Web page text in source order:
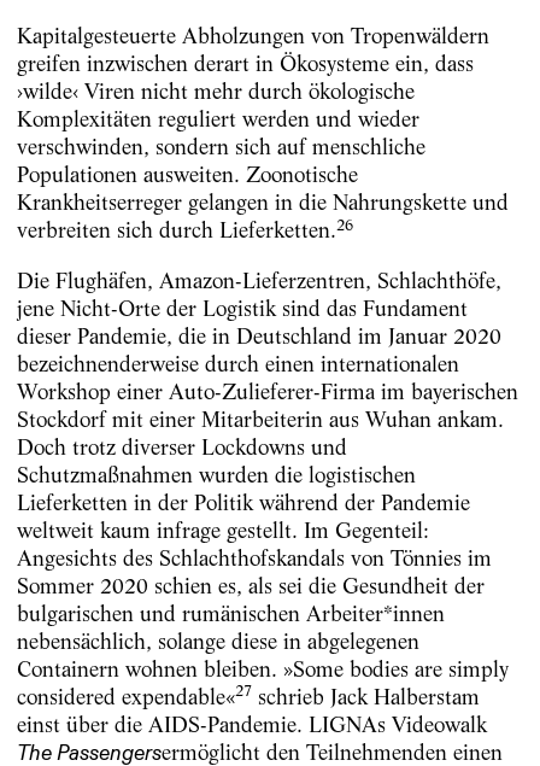
Kapitalgesteuerte Abholzungen von Tropenwäldern
greifen inzwischen derart in Ökosysteme ein, dass
›wilde‹ Viren nicht mehr durch ökologische
Komplexitäten reguliert werden und wieder
verschwinden, sondern sich auf menschliche
Populationen ausweiten. Zoonotische
Krankheitserreger gelangen in die Nahrungskette und
verbreiten sich durch Lieferketten.26
Die Flughäfen, Amazon-Lieferzentren, Schlachthöfe,
jene Nicht-Orte der Logistik sind das Fundament
dieser Pandemie, die in Deutschland im Januar 2020
bezeichnenderweise durch einen internationalen
Workshop einer Auto-Zulieferer-Firma im bayerischen
Stockdorf mit einer Mitarbeiterin aus Wuhan ankam.
Doch trotz diverser Lockdowns und
Schutzmaßnahmen wurden die logistischen
Lieferketten in der Politik während der Pandemie
weltweit kaum infrage gestellt. Im Gegenteil:
Angesichts des Schlachthofskandals von Tönnies im
Sommer 2020 schien es, als sei die Gesundheit der
bulgarischen und rumänischen Arbeiter*innen
nebensächlich, solange diese in abgelegenen
Containern wohnen bleiben. »Some bodies are simply
considered expendable«27 schrieb Jack Halberstam
einst über die AIDS-Pandemie. LIGNAs Videowalk
The Passengersermöglicht den Teilnehmenden einen